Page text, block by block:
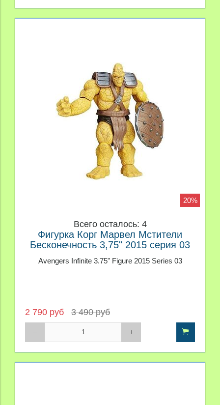
20%
Всего осталось: 4
Фигурка Корг Марвел Мстители
Бесконечность 3,75" 2015 серия 03
Avengers Infinite 3.75" Figure 2015 Series 03
2 790 руб 3 490 руб